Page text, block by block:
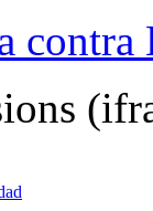
contra